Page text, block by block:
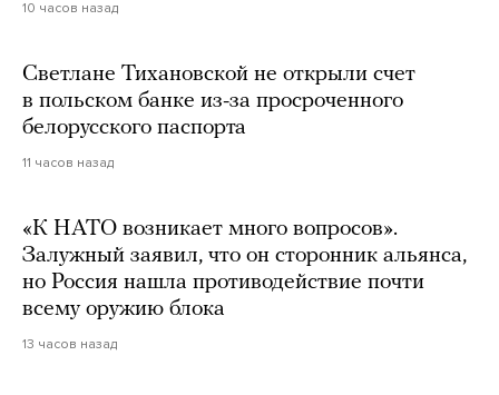
10 часов назад
Светлане Тихановской не открыли счет
в польском банке из-за просроченного
белорусского паспорта
11 часов назад
«К НАТО возникает много вопросов».
Залужный заявил, что он сторонник альянса,
но Россия нашла противодействие почти
всему оружию блока
13 часов назад